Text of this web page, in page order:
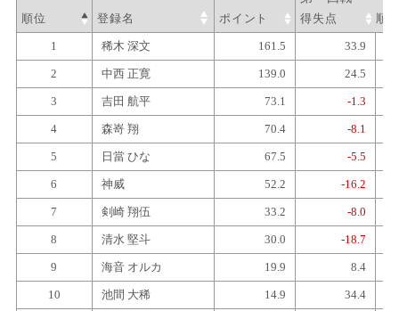
順位 登録名 ポイント 得失点 順
1 稀木 深文 161.5 33.9
2 中西 正寛 139.0 24.5
3 吉田 航平 73.1 -1.3
4 森嵜 翔 70.4 -8.1
5 日當 ひな 67.5 -5.5
6 神威 52.2 -16.2
7 剣崎 翔伍 33.2 -8.0
8 清水 堅斗 30.0 -18.7
9 海音 オルカ 19.9 8.4
10 池間 大稀 14.9 34.4